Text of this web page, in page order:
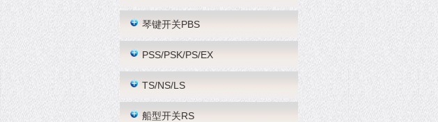
琴键开关PBS
PSS/PSK/PS/EX
TS/NS/LS
船型开关RS